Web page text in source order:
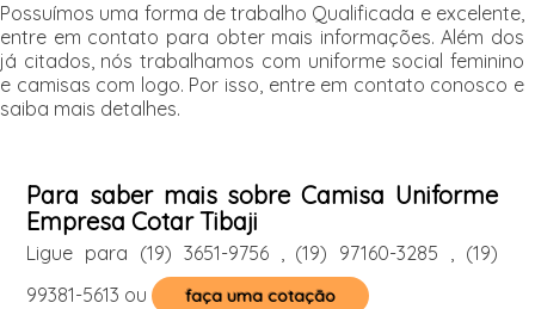
Possuímos uma forma de trabalho Qualificada e excelente,
entre em contato para obter mais informações. Além dos
já citados, nós trabalhamos com uniforme social feminino
e camisas com logo. Por isso, entre em contato conosco e
saiba mais detalhes.
Para saber mais sobre Camisa Uniforme
Empresa Cotar Tibaji
Ligue para (19) 3651-9756 , (19) 97160-3285 , (19)
99381-5613 ou faça uma cotação